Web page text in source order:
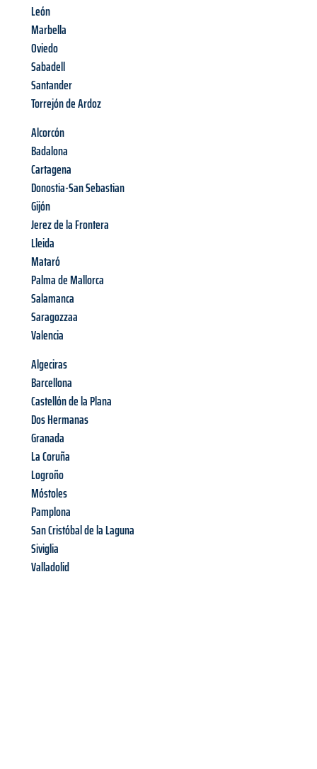
León
Marbella
Oviedo
Sabadell
Santander
Torrejón de Ardoz
Alcorcón
Badalona
Cartagena
Donostia-San Sebastian
Gijón
Jerez de la Frontera
Lleida
Mataró
Palma de Mallorca
Salamanca
Saragozzaa
Valencia
Algeciras
Barcellona
Castellón de la Plana
Dos Hermanas
Granada
La Coruña
Logroño
Móstoles
Pamplona
San Cristóbal de la Laguna
Siviglia
Valladolid